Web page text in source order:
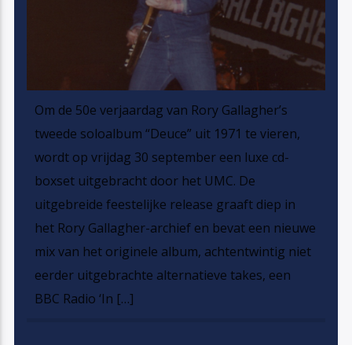
Om de 50e verjaardag van Rory Gallagher’s
tweede soloalbum “Deuce” uit 1971 te vieren,
wordt op vrijdag 30 september een luxe cd-
boxset uitgebracht door het UMC. De
uitgebreide feestelijke release graaft diep in
het Rory Gallagher-archief en bevat een nieuwe
mix van het originele album, achtentwintig niet
eerder uitgebrachte alternatieve takes, een
BBC Radio ‘In […]